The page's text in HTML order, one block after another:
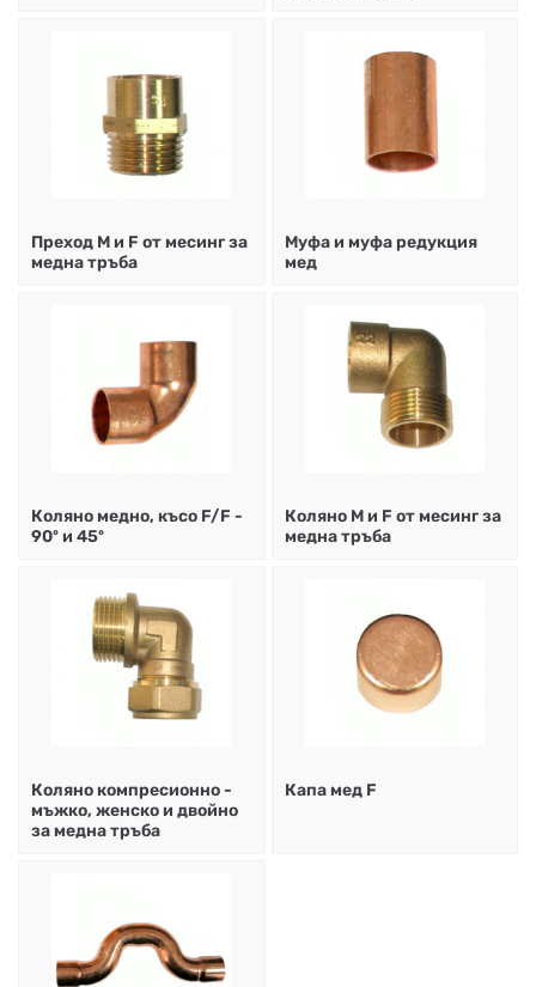
Преход М и F от месинг за
медна тръба
Муфа и муфа редукция
мед
Коляно медно, късо F/F -
90º и 45º
Коляно М и F от месинг за
медна тръба
Коляно компресионно -
мъжко, женско и двойно
за медна тръба
Капа мед F